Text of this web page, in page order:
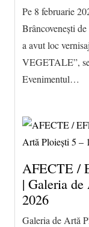
Pe 8 februarie
Brâncovenești
a avut loc
VEGETALE”,
Evenimentul…
AFECTE /
| Galeria
2026
Galeria de Artă